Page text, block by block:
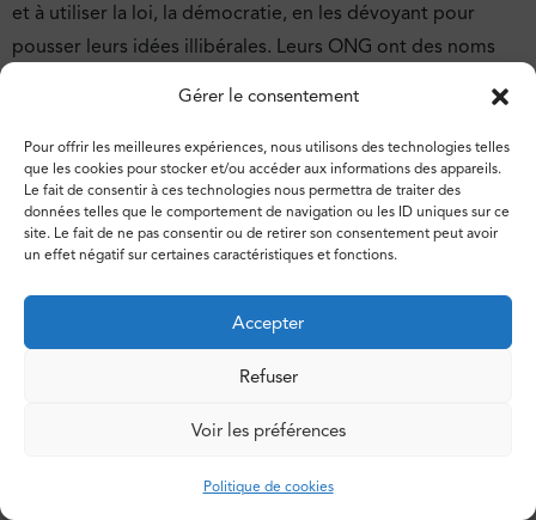
Gérer le consentement
Pour offrir les meilleures expériences, nous utilisons des technologies telles
que les cookies pour stocker et/ou accéder aux informations des appareils.
Le fait de consentir à ces technologies nous permettra de traiter des
données telles que le comportement de navigation ou les ID uniques sur ce
site. Le fait de ne pas consentir ou de retirer son consentement peut avoir
un effet négatif sur certaines caractéristiques et fonctions.
Accepter
Refuser
Voir les préférences
Politique de cookies
et à utiliser la loi, la démocratie, en les dévoyant pour
pousser leurs idées illibérales. Leurs ONG ont des noms
chrétiens conservateurs. En Hongrie, cela va plus loin, car
l’État lui-même crée des ONG de ce style pour faire croire
que cela vient des citoyens.
Comment voyez-vous l’évolution de ces courants
fondamentalistes chrétiens ?
L’évolution de la droite chrétienne est fortement
dernière a augmenté, l’on observe une croissance de ce